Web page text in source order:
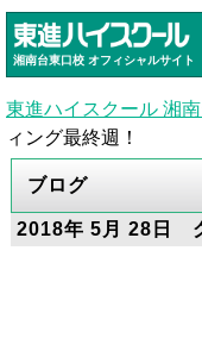
湘南台東口校 オフィシャルサイト
東進ハイスクール 湘
ィング最終週！
ブログ
2018年 5月 28日